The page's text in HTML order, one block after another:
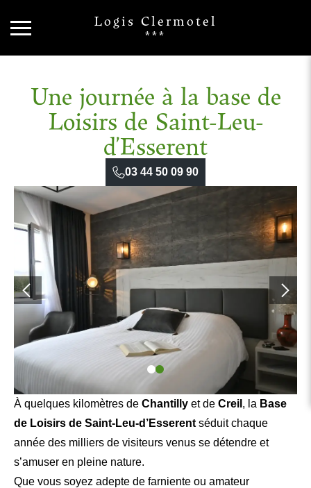
Logis Clermotel
***
Une journée à la base de
Loisirs de Saint-Leu-
d’Esserent
03 44 50 09 90
À quelques kilomètres de Chantilly et de Creil , la Base
de Loisirs de Saint-Leu-d’Esserent séduit chaque
année des milliers de visiteurs venus se détendre et
s’amuser en pleine nature.
Que vous soyez adepte de farniente ou amateur